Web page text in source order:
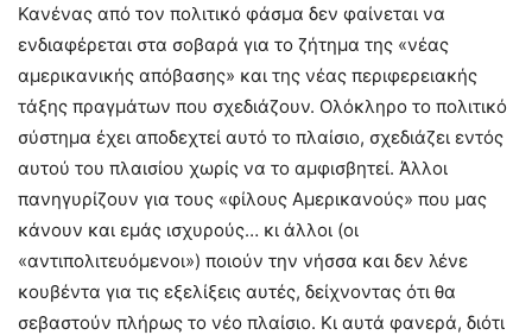
Κανένας από τον πολιτικό φάσμα δεν φαίνεται να
ενδιαφέρεται στα σοβαρά για το ζήτημα της «νέας
αμερικανικής απόβασης» και της νέας περιφερειακής
τάξης πραγμάτων που σχεδιάζουν. Ολόκληρο το πολιτικό
σύστημα έχει αποδεχτεί αυτό το πλαίσιο, σχεδιάζει εντός
αυτού του πλαισίου χωρίς να το αμφισβητεί. Άλλοι
πανηγυρίζουν για τους «φίλους Αμερικανούς» που μας
κάνουν και εμάς ισχυρούς… κι άλλοι (οι
«αντιπολιτευόμενοι») ποιούν την νήσσα και δεν λένε
κουβέντα για τις εξελίξεις αυτές, δείχνοντας ότι θα
σεβαστούν πλήρως το νέο πλαίσιο. Κι αυτά φανερά, διότι